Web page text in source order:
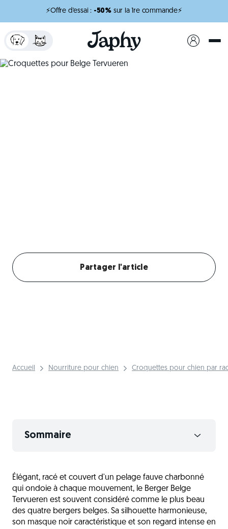
⚡Offre d'essai : -50% sur la 1re commande⚡
Partager l'article
Accueil Nourriture pour chien Croquettes pour chien par
Sommaire
La nutrition du Berger Belge Tervueren
Les sensibilités du Berger Belge Tervueren
Les critères de choix des croquettes
Élégant, racé et couvert d'un pelage fauve charbonné
qui ondoie à chaque mouvement, le Berger Belge
Tervueren est souvent considéré comme le plus beau
des quatre bergers belges. Sa silhouette harmonieuse,
son masque noir caractéristique et son regard intense en